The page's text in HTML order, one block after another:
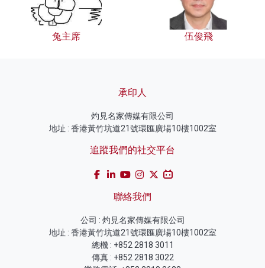
兔主席 伍俊飛
承印人
灼見名家傳媒有限公司
地址 : 香港黃竹坑道21號環匯廣場10樓1002室
追蹤我們的社交平台
聯絡我們
公司 : 灼見名家傳媒有限公司
地址 : 香港黃竹坑道21號環匯廣場10樓1002室
總機 : +852 2818 3011
傳真 : +852 2818 3022